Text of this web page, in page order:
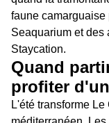
faune camarguaise
Seaquarium et des
Staycation.
Quand
profiter
L'été transforme